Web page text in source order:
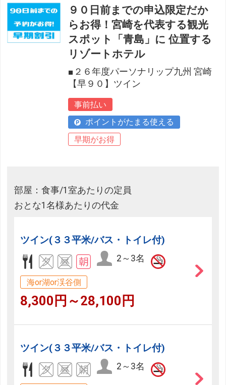
９０日前までの申込限定だか
らお得！宮崎を代表する観光
スポット「青島」に 位置する
リゾートホテル
■２６年度パーソナリップ九州 宮崎
【早９０】ツイン
事前払い
ポイントがたまる使える
早期がお得
部屋：食事/1室あたりの定員
おとな1名様あたりの代金
ツイン(３３平米/バス・トイレ付)
2～3名
海or湖or渓谷側
8,300円～28,100円
ツイン(３３平米/バス・トイレ付)
2～3名